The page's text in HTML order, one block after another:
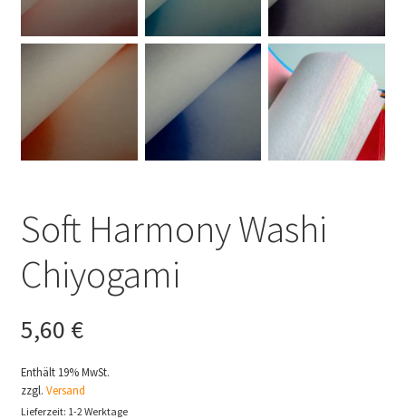
Soft Harmony Washi
Chiyogami
5,60 €
Enthält 19% MwSt.
zzgl. Versand
Lieferzeit: 1-2 Werktage